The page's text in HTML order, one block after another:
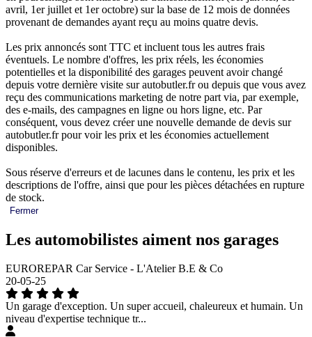
avril, 1er juillet et 1er octobre) sur la base de 12 mois de données
provenant de demandes ayant reçu au moins quatre devis.
Les prix annoncés sont TTC et incluent tous les autres frais
éventuels. Le nombre d'offres, les prix réels, les économies
potentielles et la disponibilité des garages peuvent avoir changé
depuis votre dernière visite sur autobutler.fr ou depuis que vous avez
reçu des communications marketing de notre part via, par exemple,
des e-mails, des campagnes en ligne ou hors ligne, etc. Par
conséquent, vous devez créer une nouvelle demande de devis sur
autobutler.fr pour voir les prix et les économies actuellement
disponibles.
Sous réserve d'erreurs et de lacunes dans le contenu, les prix et les
descriptions de l'offre, ainsi que pour les pièces détachées en rupture
de stock.
Fermer
Les automobilistes aiment nos garages
EUROREPAR Car Service - L'Atelier B.E & Co
20-05-25
Un garage d'exception. Un super accueil, chaleureux et humain. Un
niveau d'expertise technique tr...